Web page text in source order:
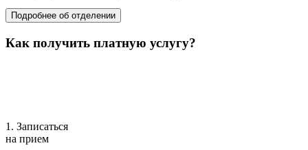
Подробнее об отделении
Как получить платную услугу?
1. Записаться
на прием